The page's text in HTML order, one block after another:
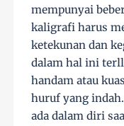
mempunyai
kaligrafi harus
ketekunan dan
dalam hal ini
handam atau
huruf yang
ada dalam diri